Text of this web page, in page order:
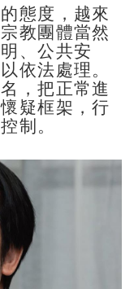
態度，越來
教團體當然
、公共安
依法處理。
，把正常進
疑框架，行
制。